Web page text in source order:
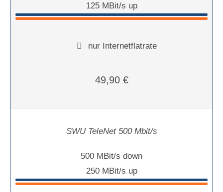
125 MBit/s up
nur Internetflatrate
49,90 €
SWU TeleNet 500 Mbit/s
500 MBit/s down
250 MBit/s up